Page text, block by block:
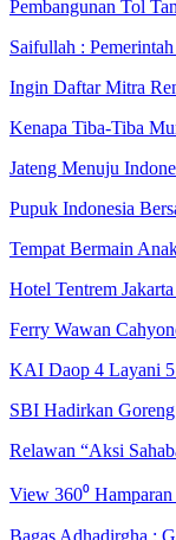
Pembangunan Tol
Saifullah :
Ingin Daftar Mitra
Kenapa Tiba-Tiba
Jateng Menuju
Pupuk Indonesia
Tempat Bermain
Hotel Tentrem
Ferry Wawan
KAI Daop 4 Layani
SBI Hadirkan
Relawan “Aksi
View 360⁰
Bagas Adhadirgha :